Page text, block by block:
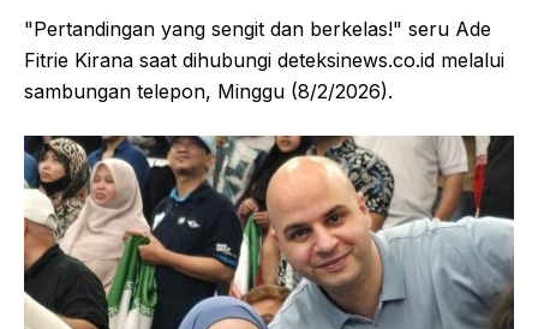
"Pertandingan yang sengit dan berkelas!" seru Ade
Fitrie Kirana saat dihubungi deteksinews.co.id melalui
sambungan telepon, Minggu (8/2/2026).